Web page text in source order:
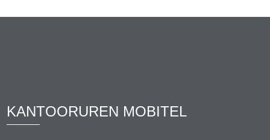
KANTOORUREN MOBITEL